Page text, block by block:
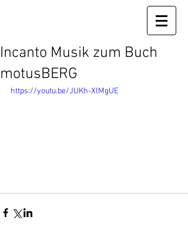
Incanto Musik zum Buch
motusBERG
https://youtu.be/JUKh-XlMgUE